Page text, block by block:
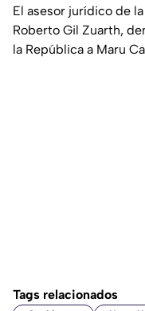
El asesor jurídico de
Roberto Gil Zuarth,
la República a Maru
Tags relacionados